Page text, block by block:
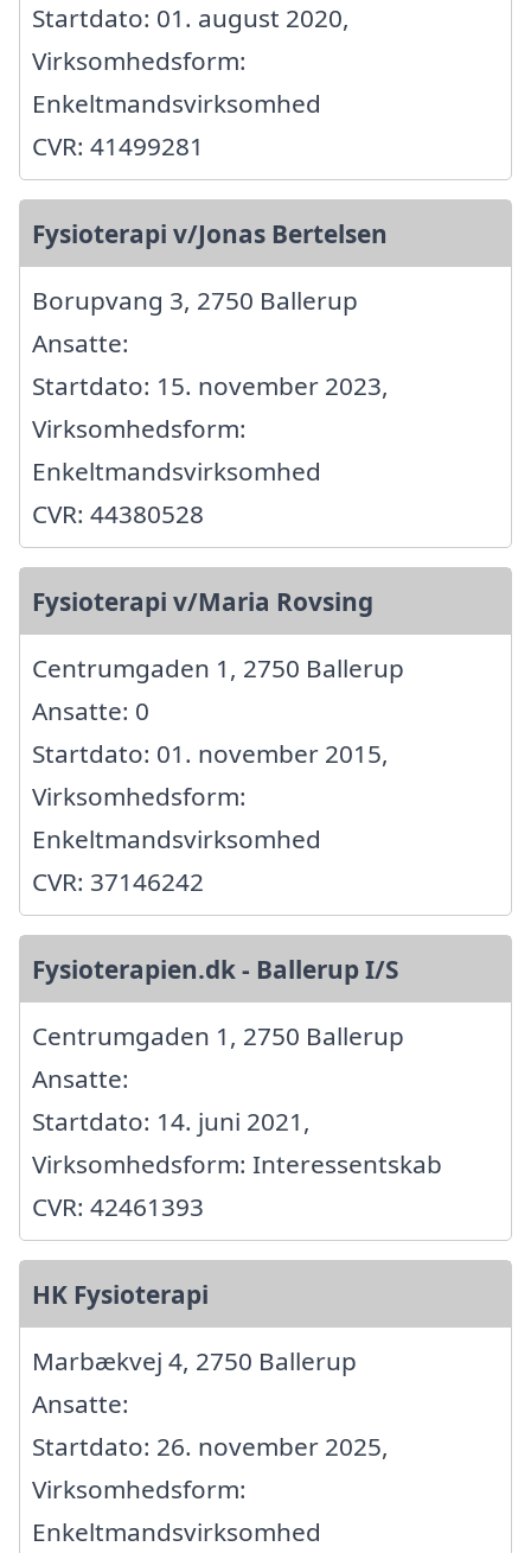
Startdato: 01. august 2020,
Virksomhedsform:
Enkeltmandsvirksomhed
CVR: 41499281
Fysioterapi v/Jonas Bertelsen
Borupvang 3, 2750 Ballerup
Ansatte:
Startdato: 15. november 2023,
Virksomhedsform:
Enkeltmandsvirksomhed
CVR: 44380528
Fysioterapi v/Maria Rovsing
Centrumgaden 1, 2750 Ballerup
Ansatte: 0
Startdato: 01. november 2015,
Virksomhedsform:
Enkeltmandsvirksomhed
CVR: 37146242
Fysioterapien.dk - Ballerup I/S
Centrumgaden 1, 2750 Ballerup
Ansatte:
Startdato: 14. juni 2021,
Virksomhedsform: Interessentskab
CVR: 42461393
HK Fysioterapi
Marbækvej 4, 2750 Ballerup
Ansatte:
Startdato: 26. november 2025,
Virksomhedsform:
Enkeltmandsvirksomhed